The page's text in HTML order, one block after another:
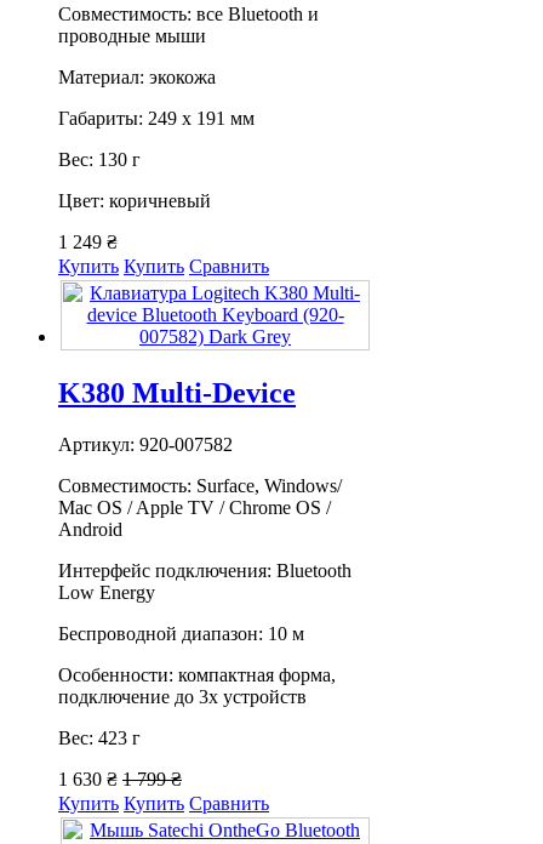
Совместимость: все Bluetooth и
проводные мыши
Материал: экокожа
Габариты: 249 х 191 мм
Вес: 130 г
Цвет: коричневый
1 249 ₴
Купить Купить Сравнить
K380 Multi-Device
Артикул: 920-007582
Совместимость: Surface, Windows/
Mac OS / Apple TV / Chrome OS /
Android
Интерфейс подключения: Bluetooth
Low Energy
Беспроводной диапазон: 10 м
Особенности: компактная форма,
подключение до 3х устройств
Вес: 423 г
1 630 ₴ 1 799 ₴
Купить Купить Сравнить